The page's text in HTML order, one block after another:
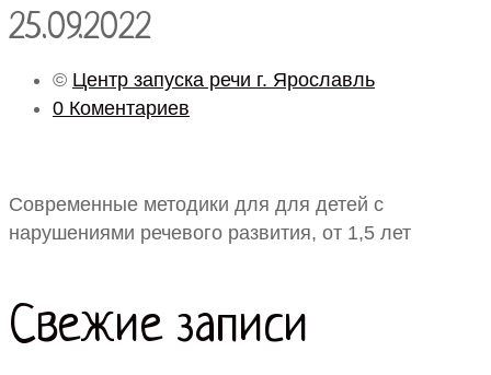
25.09.2022
© Центр запуска речи г. Ярославль
0 Коментариев
Современные методики для для детей с
нарушениями речевого развития, от 1,5 лет
Свежие записи